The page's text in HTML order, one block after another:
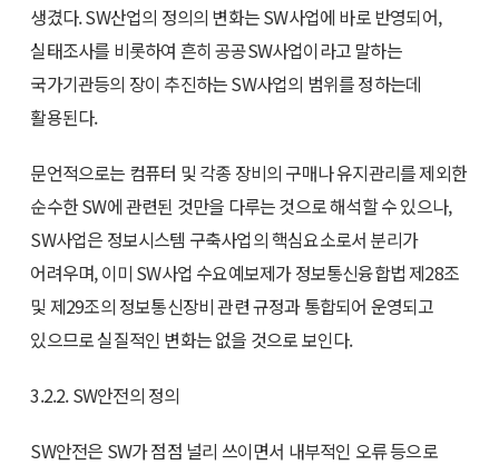
생겼다. SW산업의 정의의 변화는 SW사업에 바로 반영되어,
실태조사를 비롯하여 흔히 공공SW사업이라고 말하는
국가기관등의 장이 추진하는 SW사업의 범위를 정하는데
활용된다.
문언적으로는 컴퓨터 및 각종 장비의 구매나 유지관리를 제외한
순수한 SW에 관련된 것만을 다루는 것으로 해석할 수 있으나,
SW사업은 정보시스템 구축사업의 핵심요소로서 분리가
어려우며, 이미 SW사업 수요예보제가 정보통신융합법 제28조
및 제29조의 정보통신장비 관련 규정과 통합되어 운영되고
있으므로 실질적인 변화는 없을 것으로 보인다.
3.2.2. SW안전의 정의
SW안전은 SW가 점점 널리 쓰이면서 내부적인 오류 등으로